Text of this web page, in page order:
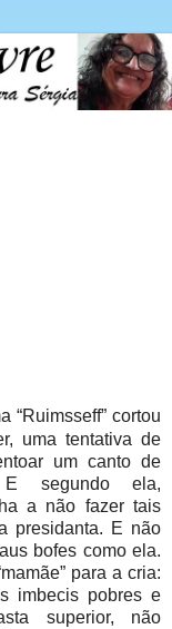
“Ruimsseff” cortou
uma tentativa de
um canto de
E segundo ela,
a não fazer tais
presidanta. E não
bofes como ela.
para a cria:
imbecis pobres e
superior, não